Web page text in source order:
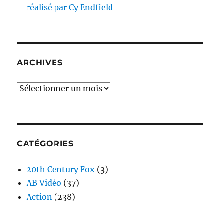
réalisé par Cy Endfield
ARCHIVES
Archives
CATÉGORIES
20th Century Fox (3)
AB Vidéo (37)
Action (238)